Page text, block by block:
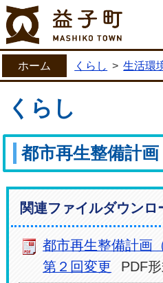
ホーム くらし > 生活環
くらし
都市再生整備計画
関連ファイルダウンロ
都市再生整備計画
第２回変更
PDF